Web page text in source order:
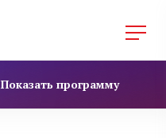
Показать программу